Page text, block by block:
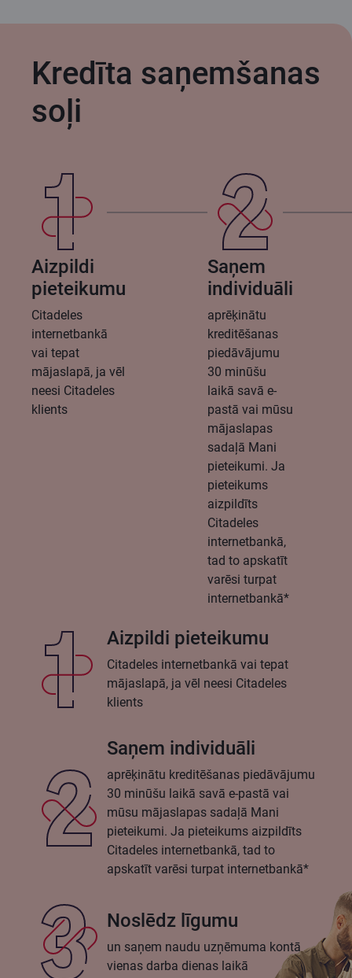
Kredīta saņemšanas
soļi
Aizpildi
pieteikumu
Citadeles
internetbankā
vai tepat
mājaslapā, ja vēl
neesi Citadeles
klients
Saņem
individuāli
aprēķinātu
kreditēšanas
piedāvājumu
30 minūšu
laikā savā e-
pastā vai mūsu
mājaslapas
sadaļā Mani
pieteikumi. Ja
pieteikums
aizpildīts
Citadeles
internetbankā,
tad to apskatīt
varēsi turpat
internetbankā*
Aizpildi pieteikumu
Citadeles internetbankā vai tepat
mājaslapā, ja vēl neesi Citadeles
klients
Saņem individuāli
aprēķinātu kreditēšanas piedāvājumu
30 minūšu laikā savā e-pastā vai
mūsu mājaslapas sadaļā Mani
pieteikumi. Ja pieteikums aizpildīts
Citadeles internetbankā, tad to
apskatīt varēsi turpat internetbankā*
Noslēdz līgumu
un saņem naudu uzņēmuma kontā
vienas darba dienas laikā